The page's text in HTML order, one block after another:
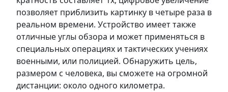
позволяет приблизить картинку в четыре раза в
реальном времени. Устройство имеет также
отличные углы обзора и может применяться в
специальных операциях и тактических учениях
военными, или полицией. Обнаружить цель,
размером с человека, вы сможете на огромной
дистанции: около одного километра.